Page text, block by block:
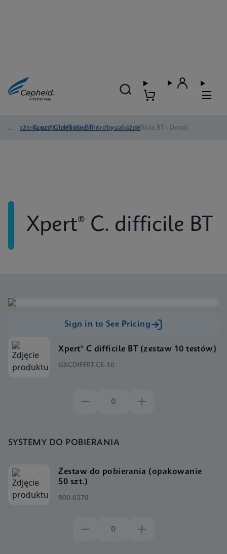
Zakażenia szpitalne i inne choroby zakaźne
/ Xpert® C. difficile BT / Xpert® C. difficile BT - Detail
Xpert® C. difficile BT
Sign in to See Pricing
Xpert® C difficile BT (zestaw 10 testów)
GXCDIFFBT-CE-10
SYSTEMY DO POBIERANIA
Zestaw do pobierania (opakowanie
50 szt.)
900-0370